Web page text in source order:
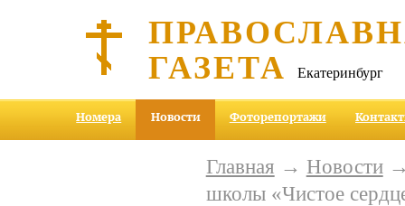
ГАЗЕТА Екатеринбург
Номера Новости Фоторепортажи
Главная → Новости→
школы «Чистое